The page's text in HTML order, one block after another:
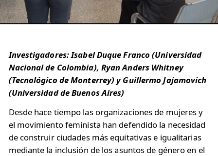
Investigadores: Isabel Duque Franco (Universidad
Nacional de Colombia), Ryan Anders Whitney
(Tecnológico de Monterrey) y Guillermo Jajamovich
(Universidad de Buenos Aires)
Desde hace tiempo las organizaciones de mujeres y
el movimiento feminista han defendido la necesidad
de construir ciudades más equitativas e igualitarias
mediante la inclusión de los asuntos de género en el